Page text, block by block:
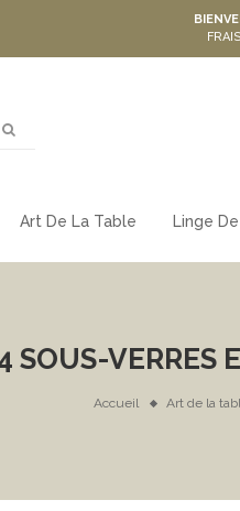
Art De La Table Linge
SOUS-VERRES
Accueil Art de la